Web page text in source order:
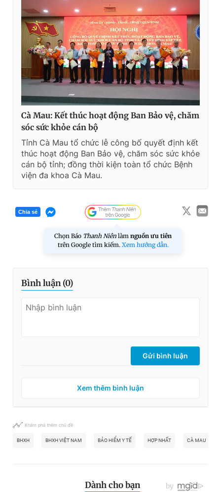
Cà Mau: Kết thúc hoạt động Ban Bảo vệ, chăm
sóc sức khỏe cán bộ
Tỉnh Cà Mau tổ chức lễ công bố quyết định kết
thúc hoạt động Ban Bảo vệ, chăm sóc sức khỏe
cán bộ tỉnh; đồng thời kiện toàn tổ chức Bệnh
viện đa khoa Cà Mau.
Chia sẻ
Chọn Báo Thanh Niên làm nguồn ưu tiên
trên Google tìm kiếm. Xem hướng dẫn.
Bình luận (0)
Gửi bình luận
Xem thêm bình luận
Khám phá thêm chủ đề
BHXH BHXH VIỆT NAM BẢO HIỂM Y TẾ HỢP NHẤT CÀ MAU